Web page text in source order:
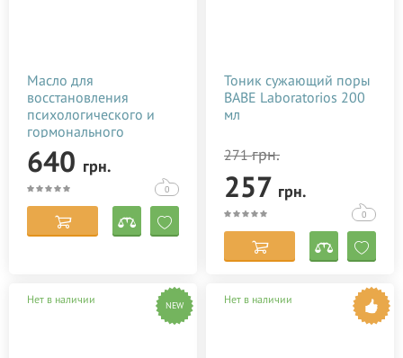
Масло для
восстановления
психологического и
гормонального
состояния после родов
Baby Teva Roga Oil 100
мл
640 грн.
0
Тоник сужающий поры
BABE Laboratorios 200
мл
271грн.
257 грн.
0
Нет в наличии NEW Нет в наличии